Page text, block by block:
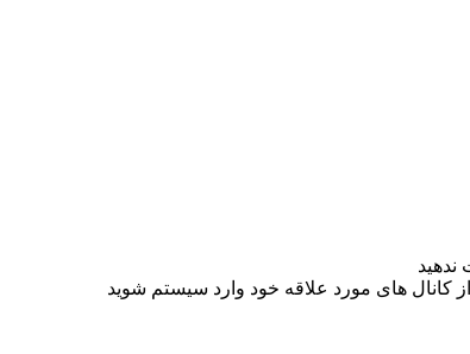
ندهید
کانال های مورد علاقه خود وارد سیستم شوید